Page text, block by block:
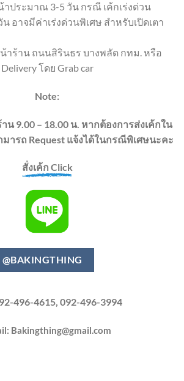
าประมาณ 3-5 วัน กรณี เค้กเร่งด่วน
อาจมีค่าเร่งด่วนพิเศษ สำหรับเปิดเตา
าร้าน ถนนสิรินธร บางพลัด กทม. หรือ
Delivery โดย Grab car
Note:
น 9.00 – 18.00 น. หากต้องการส่งเค้กใน
มารถ Request แจ้งได้ในกรณีพิเศษนะคะ
สั่งเค้ก Click
@BAKINGTHING
496-4615, 092-496-3994
Bakingthing@gmail.com